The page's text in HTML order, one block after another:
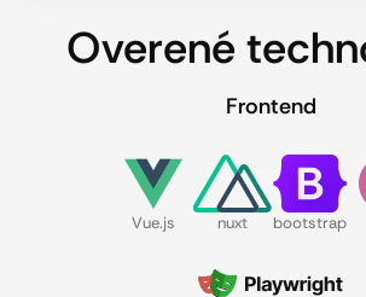
Overené
Frontend
Vue.js nuxt bootstrap